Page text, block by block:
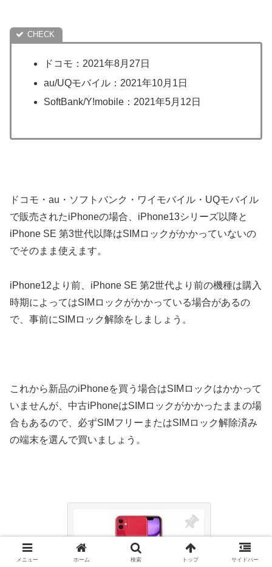
ドコモ：2021年8月27日
au/UQモバイル：2021年10月1日
SoftBank/Y!mobile：2021年5月12日
ドコモ・au・ソフトバンク・ワイモバイル・UQモバイル
で販売されたiPhoneの場合、iPhone13シリーズ以降と
iPhone SE 第3世代以降はSIMロックがかかっていないの
でそのまま使えます。
iPhone12より前、iPhone SE 第2世代より前の機種は購入
時期によってはSIMロックがかかっている場合があるの
で、事前にSIMロック解除をしましょう。
これから新品のiPhoneを買う場合はSIMロックはかかって
いませんが、中古iPhoneはSIMロックがかかったままの場
合もあるので、必ずSIMフリーまたはSIMロック解除済み
の端末を選んで買いましょう。
メニュー ホーム 検索 トップ サイドバー